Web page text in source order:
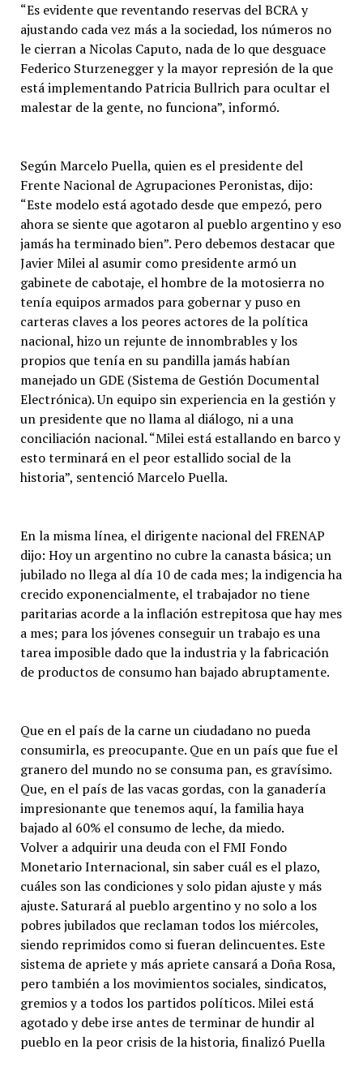
“Es evidente que reventando reservas del BCRA y
ajustando cada vez más a la sociedad, los números no
le cierran a Nicolas Caputo, nada de lo que desguace
Federico Sturzenegger y la mayor represión de la que
está implementando Patricia Bullrich para ocultar el
malestar de la gente, no funciona”, informó.
Según Marcelo Puella, quien es el presidente del
Frente Nacional de Agrupaciones Peronistas, dijo:
“Este modelo está agotado desde que empezó, pero
ahora se siente que agotaron al pueblo argentino y eso
jamás ha terminado bien”. Pero debemos destacar que
Javier Milei al asumir como presidente armó un
gabinete de cabotaje, el hombre de la motosierra no
tenía equipos armados para gobernar y puso en
carteras claves a los peores actores de la política
nacional, hizo un rejunte de innombrables y los
propios que tenía en su pandilla jamás habían
manejado un GDE (Sistema de Gestión Documental
Electrónica). Un equipo sin experiencia en la gestión y
un presidente que no llama al diálogo, ni a una
conciliación nacional. “Milei está estallando en barco y
esto terminará en el peor estallido social de la
historia”, sentenció Marcelo Puella.
En la misma línea, el dirigente nacional del FRENAP
dijo: Hoy un argentino no cubre la canasta básica; un
jubilado no llega al día 10 de cada mes; la indigencia ha
crecido exponencialmente, el trabajador no tiene
paritarias acorde a la inflación estrepitosa que hay mes
a mes; para los jóvenes conseguir un trabajo es una
tarea imposible dado que la industria y la fabricación
de productos de consumo han bajado abruptamente.
Que en el país de la carne un ciudadano no pueda
consumirla, es preocupante. Que en un país que fue el
granero del mundo no se consuma pan, es gravísimo.
Que, en el país de las vacas gordas, con la ganadería
impresionante que tenemos aquí, la familia haya
bajado al 60% el consumo de leche, da miedo.
Volver a adquirir una deuda con el FMI Fondo
Monetario Internacional, sin saber cuál es el plazo,
cuáles son las condiciones y solo pidan ajuste y más
ajuste. Saturará al pueblo argentino y no solo a los
pobres jubilados que reclaman todos los miércoles,
siendo reprimidos como si fueran delincuentes. Este
sistema de apriete y más apriete cansará a Doña Rosa,
pero también a los movimientos sociales, sindicatos,
gremios y a todos los partidos políticos. Milei está
agotado y debe irse antes de terminar de hundir al
pueblo en la peor crisis de la historia, finalizó Puella